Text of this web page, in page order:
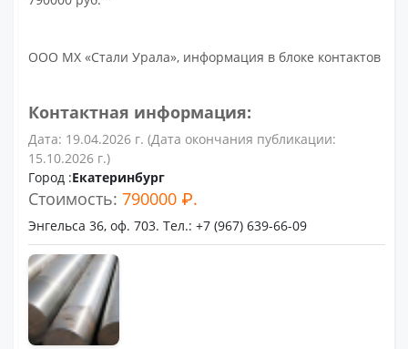
ООО МХ «Стали Урала», информация в блоке контактов
Контактная информация:
Дата: 19.04.2026 г. (Дата окончания публикации:
15.10.2026 г.)
Город :Екатеринбург
Стоимость:790000 ₽.
Энгельса 36, оф. 703. Тел.: +7 (967) 639-66-09